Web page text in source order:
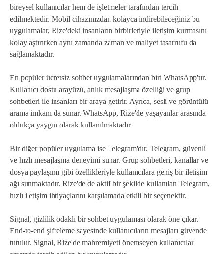
bireysel kullanıcılar hem de işletmeler tarafından tercih
edilmektedir. Mobil cihazınızdan kolayca indirebileceğiniz bu
uygulamalar, Rize'deki insanların birbirleriyle iletişim kurmasını
kolaylaştırırken aynı zamanda zaman ve maliyet tasarrufu da
sağlamaktadır.
En popüler ücretsiz sohbet uygulamalarından biri WhatsApp'tır.
Kullanıcı dostu arayüzü, anlık mesajlaşma özelliği ve grup
sohbetleri ile insanları bir araya getirir. Ayrıca, sesli ve görüntülü
arama imkanı da sunar. WhatsApp, Rize'de yaşayanlar arasında
oldukça yaygın olarak kullanılmaktadır.
Bir diğer popüler uygulama ise Telegram'dır. Telegram, güvenli
ve hızlı mesajlaşma deneyimi sunar. Grup sohbetleri, kanallar ve
dosya paylaşımı gibi özellikleriyle kullanıcılara geniş bir iletişim
ağı sunmaktadır. Rize'de de aktif bir şekilde kullanılan Telegram,
hızlı iletişim ihtiyaçlarını karşılamada etkili bir seçenektir.
Signal, gizlilik odaklı bir sohbet uygulaması olarak öne çıkar.
End-to-end şifreleme sayesinde kullanıcıların mesajları güvende
tutulur. Signal, Rize'de mahremiyeti önemseyen kullanıcılar